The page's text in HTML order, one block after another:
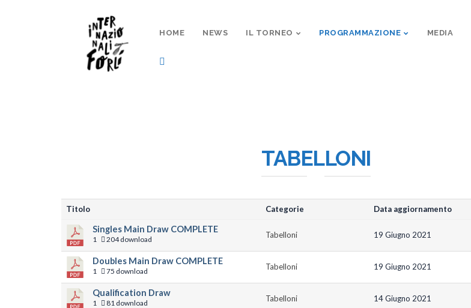
HOME NEWS IL TORNEO PROGRAMMAZIONE MEDIA
TABELLONI
Titolo Categorie Data aggiornamento
Singles Main Draw COMPLETE
1 204 download Tabelloni 19 Giugno 2021
Doubles Main Draw COMPLETE
1 75 download Tabelloni 19 Giugno 2021
Qualification Draw
1 81 download Tabelloni 14 Giugno 2021